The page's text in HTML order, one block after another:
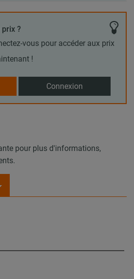
?
vous pour accéder aux prix
!
Connexion
pour plus d'informations,